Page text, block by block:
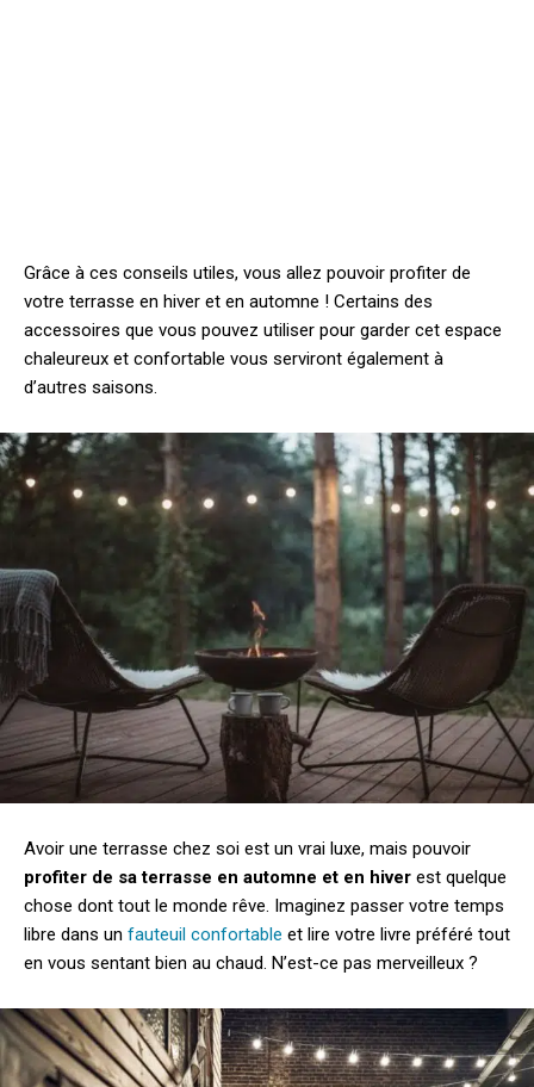
Grâce à ces conseils utiles, vous allez pouvoir profiter de
votre terrasse en hiver et en automne ! Certains des
accessoires que vous pouvez utiliser pour garder cet espace
chaleureux et confortable vous serviront également à
d’autres saisons.
Avoir une terrasse chez soi est un vrai luxe, mais pouvoir
profiter de sa terrasse en automne et en hiver est quelque
chose dont tout le monde rêve. Imaginez passer votre temps
libre dans un fauteuil confortable et lire votre livre préféré tout
en vous sentant bien au chaud. N’est-ce pas merveilleux ?